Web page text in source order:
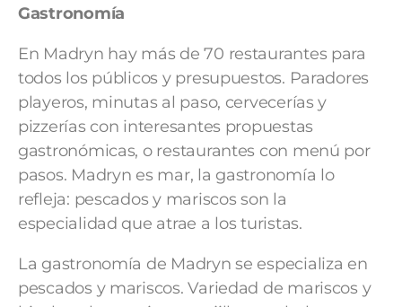
Gastronomía
En Madryn hay más de 70 restaurantes para
todos los públicos y presupuestos. Paradores
playeros, minutas al paso, cervecerías y
pizzerías con interesantes propuestas
gastronómicas, o restaurantes con menú por
pasos. Madryn es mar, la gastronomía lo
refleja: pescados y mariscos son la
especialidad que atrae a los turistas.
La gastronomía de Madryn se especializa en
pescados y mariscos. Variedad de mariscos y